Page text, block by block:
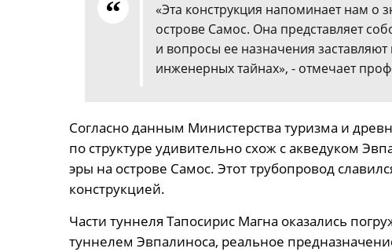
«Эта конструкция напоминает нам о
острове Самос. Она представляет
и вопросы ее назначения заставляют
инженерных тайнах», - отмечает
Согласно данным Министерства туризма и
по структуре удивительно схож с акведуком
эры на острове Самос. Этот трубопровод
конструкцией.
Части туннеля Тапосирис Магна оказались
туннелем Эвпалиноса, реальное